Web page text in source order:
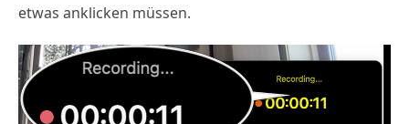
etwas anklicken müssen.